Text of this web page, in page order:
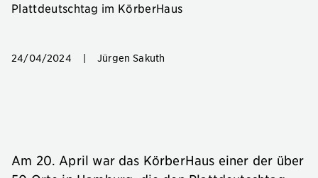
Plattdeutschtag im KörberHaus
24/04/2024 | Jürgen Sakuth
Am 20. April war das KörberHaus einer der über